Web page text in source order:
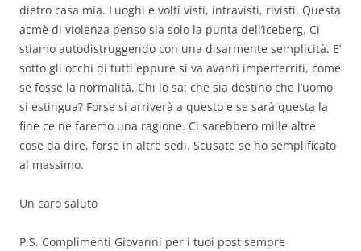
dietro casa mia. Luoghi e volti visti, intravisti, rivisti. Questa
acmè di violenza penso sia solo la punta dell’iceberg. Ci
stiamo autodistruggendo con una disarmente semplicità. E’
sotto gli occhi di tutti eppure si va avanti imperterriti, come
se fosse la normalità. Chi lo sa: che sia destino che l’uomo
si estingua? Forse si arriverà a questo e se sarà questa la
fine ce ne faremo una ragione. Ci sarebbero mille altre
cose da dire, forse in altre sedi. Scusate se ho semplificato
al massimo.
Un caro saluto
P.S. Complimenti Giovanni per i tuoi post sempre